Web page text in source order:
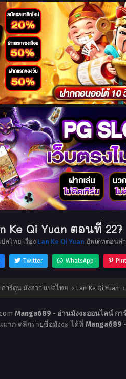
Ke Qi Yuan ตอนที่ 227
ลไทย เรื่อง Lan Ke Qi Yuan อัพเดทตอนล่
Twitter WhatsApp
าร์ตูน มังฮวา แปลไทย › Lan Ke Qi Yuan ›
Manga689 - อ่านมังงะออนไลน์ ก
มาก คลิกรายชื่อมังงะ ได้ที่ Manga689